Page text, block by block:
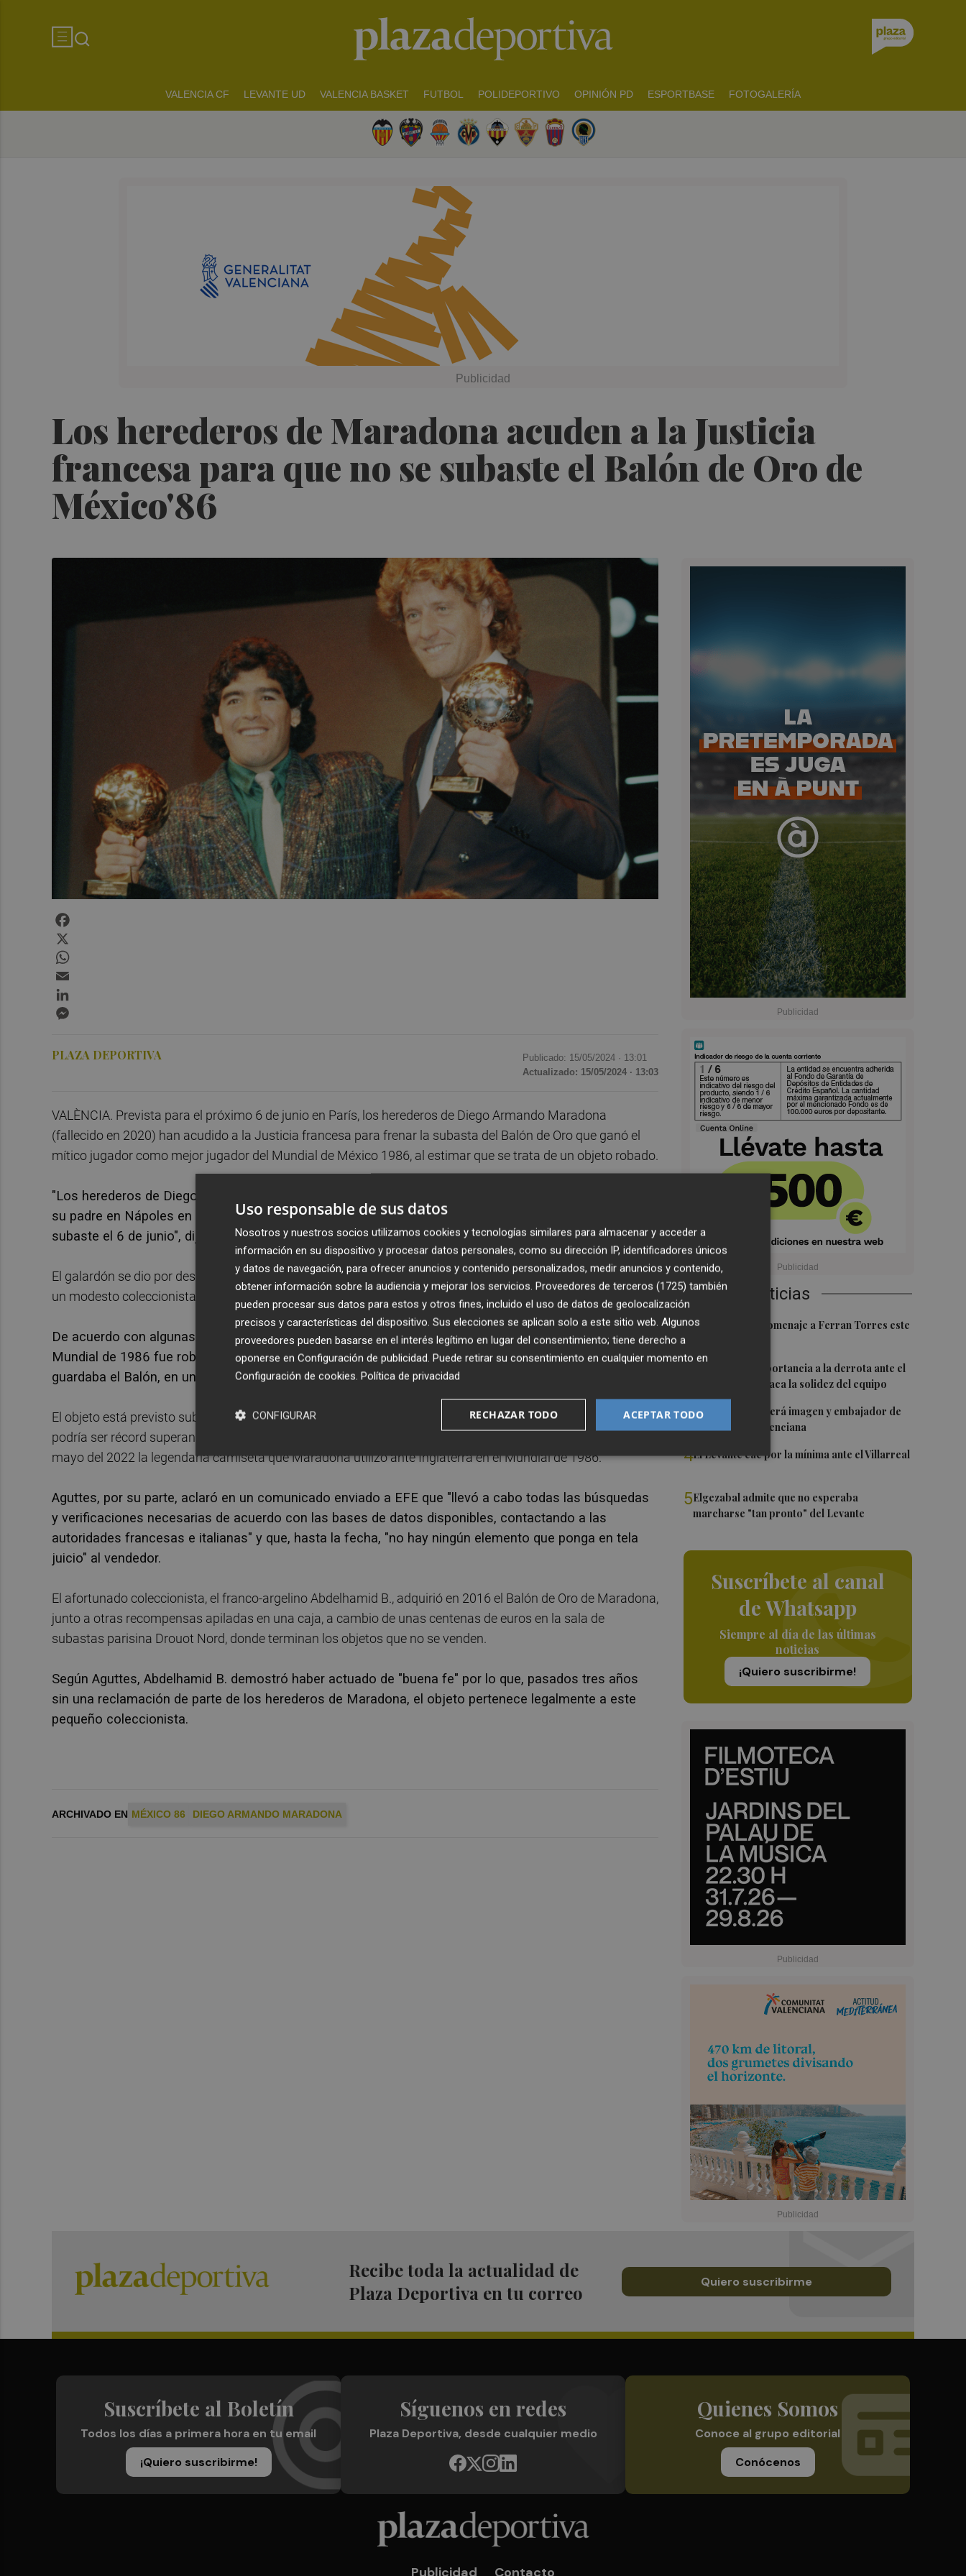
VALENCIA CF LEVANTE UD VALENCIA BASKET FUTBOL POLIDEPORTIVO OPINIÓN PD ESPORTBASE FOTOGALERÍA
Los herederos de Maradona acuden a la Justicia
francesa para que no se subaste el Balón de Oro de
México'86
Últimas Noticias
1Foios rendirá homenaje a Ferran Torres este
Sotelo resta importancia a la derrota ante el
Villarreal y destaca la solidez del equipo
3Ferran Torres será imagen y embajador de
la Comunitat Valenciana
4El Levante cae por la mínima ante el Villarreal
5Elgezabal admite que no esperaba
marcharse "tan pronto" del Levante
Suscríbete al canal
de Whatsapp
Siempre al día de las últimas
noticias
¡Quiero suscribirme!
PLAZA DEPORTIVA Publicado: 15/05/2024 · 13:01
Actualizado: 15/05/2024 · 13:03
VALÈNCIA. Prevista para el próximo 6 de junio en París, los herederos de Diego Armando Maradona
(fallecido en 2020) han acudido a la Justicia francesa para frenar la subasta del Balón de Oro que ganó el
mítico jugador como mejor jugador del Mundial de México 1986, al estimar que se trata de un objeto robado.
"Los herederos de Diego Maradona me han encargado que recupere el Balón de Oro que le robaron a
su padre en Nápoles en 1989. Me han pedido que emprenda acciones legales para que el balón no se
subaste el 6 de junio", dijo este miércoles a EFE el abogado Gilles Moreu, sin dar más detalles.
El galardón se dio por desaparecido durante tres décadas hasta que en 2016 la compró, inadvertidamente,
un modesto coleccionista por un precio irrisorio.
De acuerdo con algunas versiones, el "Adidas Golden Ball" que le distinguía como el mejor jugador del
Mundial de 1986 fue robado en 1989 de la caja fuerte de un banco de Nápoles, donde Maradona
guardaba el Balón, en una acción supuestamente orquestada por la mafia napolitana.
El objeto está previsto subastarse el 6 de junio en la casa Aguttes (Nueilly-sur-Seine) por un precio que
podría ser récord superando los 9,2 millones de dólares por los que la casa de subastas Sotheby's vendió en
mayo del 2022 la legendaria camiseta que Maradona utilizó ante Inglaterra en el Mundial de 1986.
Aguttes, por su parte, aclaró en un comunicado enviado a EFE que "llevó a cabo todas las búsquedas
y verificaciones necesarias de acuerdo con las bases de datos disponibles, contactando a las
autoridades francesas e italianas" y que, hasta la fecha, "no hay ningún elemento que ponga en tela
juicio" al vendedor.
El afortunado coleccionista, el franco-argelino Abdelhamid B., adquirió en 2016 el Balón de Oro de Maradona,
junto a otras recompensas apiladas en una caja, a cambio de unas centenas de euros en la sala de
subastas parisina Drouot Nord, donde terminan los objetos que no se venden.
Según Aguttes, Abdelhamid B. demostró haber actuado de "buena fe" por lo que, pasados tres años
sin una reclamación de parte de los herederos de Maradona, el objeto pertenece legalmente a este
pequeño coleccionista.
ARCHIVADO EN MÉXICO 86 DIEGO ARMANDO MARADONA
Recibe toda la actualidad de
Plaza Deportiva en tu correo
Quiero suscribirme
Suscríbete al Boletín
Todos los días a primera hora en tu email
¡Quiero suscribirme!
Síguenos en redes
Plaza Deportiva, desde cualquier medio
Quienes Somos
Conoce al grupo editorial
Conócenos
Publicidad Contacto
Uso responsable de sus datos
Nosotros y nuestros socios utilizamos cookies y tecnologías similares para almacenar y acceder a
información en su dispositivo y procesar datos personales, como su dirección IP, identificadores únicos
y datos de navegación, para ofrecer anuncios y contenido personalizados, medir anuncios y contenido,
obtener información sobre la audiencia y mejorar los servicios. Proveedores de terceros (1725) también
pueden procesar sus datos para estos y otros fines, incluido el uso de datos de geolocalización
precisos y características del dispositivo. Sus elecciones se aplican solo a este sitio web. Algunos
proveedores pueden basarse en el interés legítimo en lugar del consentimiento; tiene derecho a
oponerse en Configuración de publicidad. Puede retirar su consentimiento en cualquier momento en
Configuración de cookies. Política de privacidad
ACEPTAR TODO
RECHAZAR TODO
CONFIGURAR